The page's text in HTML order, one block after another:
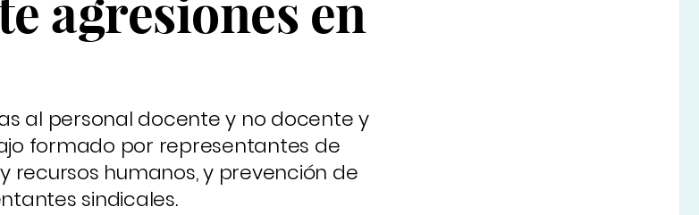
al personal docente y no docente y
formado por representantes de
recursos humanos, y prevención de
sindicales.